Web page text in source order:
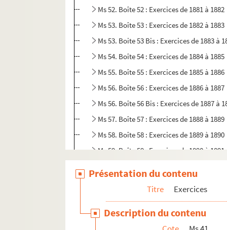
Ms 52. Boîte 52 : Exercices de 1881 à 1882
Ms 53. Boîte 53 : Exercices de 1882 à 1883
Ms 53. Boite 53 Bis : Exercices de 1883 à
Ms 54. Boîte 54 : Exercices de 1884 à 1885
Ms 55. Boîte 55 : Exercices de 1885 à 1886
Ms 56. Boîte 56 : Exercices de 1886 à 1887
Ms 56. Boîte 56 Bis : Exercices de 1887 à
Ms 57. Boîte 57 : Exercices de 1888 à 1889
Ms 58. Boîte 58 : Exercices de 1889 à 1890
Ms 59. Boîte 59 : Exercices de 1890 à 1891
Ms 63. Boîte 63 : Exercices de 1894 à 1895
Présentation du contenu
Titre Exercices
Description du contenu